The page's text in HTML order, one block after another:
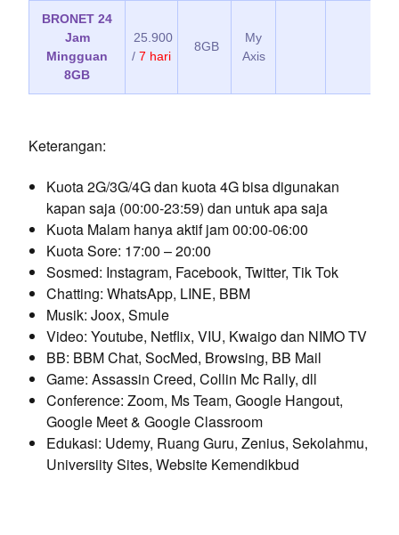
BRONET 24
Jam
Mingguan
8GB
25.900
/ 7 hari
8GB
My
Axis
Keterangan:
Kuota 2G/3G/4G dan kuota 4G bisa digunakan
kapan saja (00:00-23:59) dan untuk apa saja
Kuota Malam hanya aktif jam 00:00-06:00
Kuota Sore: 17:00 – 20:00
Sosmed: Instagram, Facebook, Twitter, Tik Tok
Chatting: WhatsApp, LINE, BBM
Musik: Joox, Smule
Video: Youtube, Netflix, VIU, Kwaigo dan NIMO TV
BB: BBM Chat, SocMed, Browsing, BB Mail
Game: Assassin Creed, Collin Mc Rally, dll
Conference: Zoom, Ms Team, Google Hangout,
Google Meet & Google Classroom
Edukasi: Udemy, Ruang Guru, Zenius, Sekolahmu,
Universiity Sites, Website Kemendikbud